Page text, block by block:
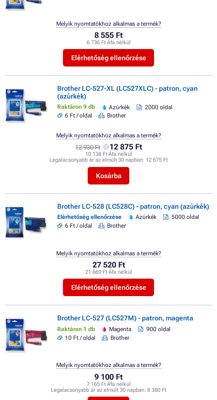
8 555 Ft
6 736 Ft Áfa nélkül
Elérhetőség ellenőrzése
Melyik nyomtatókhoz alkalmas a termék?
Brother LC-527-XL (LC527XLC) - patron, cyan
(azúrkék)
Raktáron 9 db Azúrkék
2000 oldal
6 Ft / oldal
Brother
12 930 Ft 12 875 Ft
10 138 Ft Áfa nélkül
Legalacsonyabb ár az elmúlt 30 napban: 12 675 Ft
Kosárba
Melyik nyomtatókhoz alkalmas a termék?
Brother LC-528 (LC528C) - patron, cyan (azúrkék)
Elérhetőség ellenőrzése Azúrkék
5000 oldal
6 Ft / oldal
Brother
27 520 Ft
21 669 Ft Áfa nélkül
Elérhetőség ellenőrzése
Melyik nyomtatókhoz alkalmas a termék?
Brother LC-527 (LC527M) - patron, magenta
Raktáron 1 db Magenta
900 oldal
10 Ft / oldal
Brother
9 100 Ft
7 165 Ft Áfa nélkül
Legalacsonyabb ár az elmúlt 30 napban: 8 380 Ft
Melyik nyomtatókhoz alkalmas a termék?